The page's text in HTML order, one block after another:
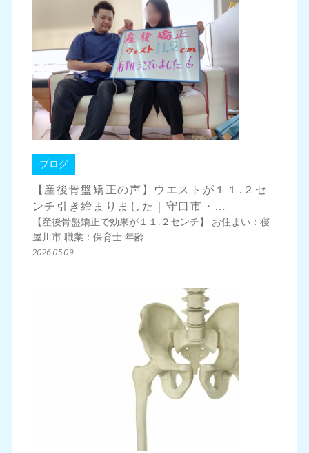
ブログ
【産後骨盤矯正の声】ウエストが１１.２セ
ンチ引き締まりました｜守口市・…
【産後骨盤矯正で効果が１１.２センチ】 お住まい：寝
屋川市 職業：保育士 年齢…
2026.05.09